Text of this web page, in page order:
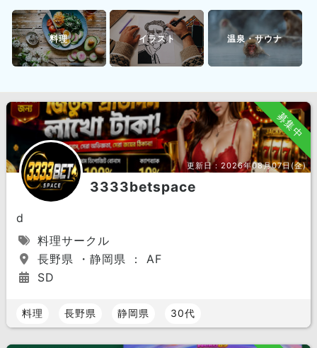
料理 イラスト 温泉・サウナ
募集中
更新日：2026年08月07日(金)
3333betspace
d
料理サークル
長野県 ・静岡県 ： AF
SD
料理 長野県 静岡県 30代